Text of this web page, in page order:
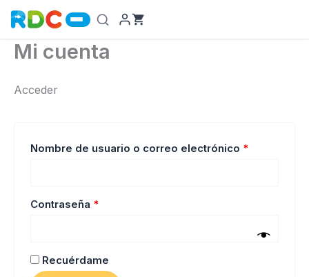
contenido
Mi cuenta
Acceder
Nombre de usuario o correo electrónico *
Contraseña *
Recuérdame